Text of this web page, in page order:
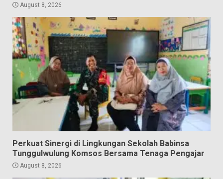
August 8, 2026
Perkuat Sinergi di Lingkungan Sekolah Babinsa
Tunggulwulung Komsos Bersama Tenaga Pengajar
August 8, 2026